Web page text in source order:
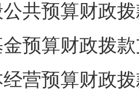
共预算财政
预算财政拨
经营预算财政